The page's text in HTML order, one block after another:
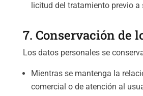
licitud del tratamiento previo a
7. Conservación de
Los datos personales se
Mientras se mantenga la
comercial o de atención al